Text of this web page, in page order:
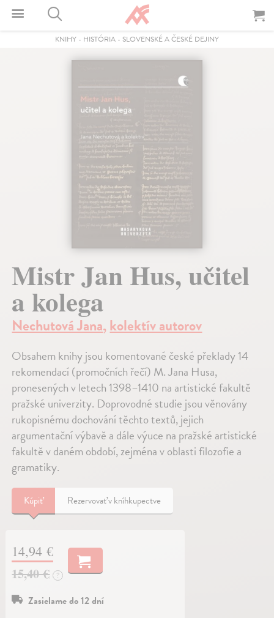
KNIHY - HISTÓRIA - SLOVENSKÉ A ČESKÉ DEJINY
Mistr Jan Hus, učitel
a kolega
Nechutová Jana,kolektív autorov
Obsahem knihy jsou komentované české překlady 14
rekomendací (promočních řečí) M. Jana Husa,
pronesených v letech 1398–1410 na artistické fakultě
pražské univerzity. Doprovodné studie jsou věnovány
rukopisnému dochování těchto textů, jejich
argumentační výbavě a dále výuce na pražské artistické
fakultě v daném období, zejména v oblasti filozofie a
gramatiky.
Kúpiť Rezervovať v kníhkupectve
14,94 €
15,40 €
?
Zasielame do 12 dní